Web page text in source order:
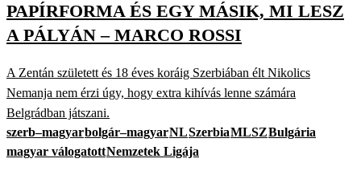
PAPÍRFORMA ÉS EGY MÁSIK, MI LESZ
A PÁLYÁN – MARCO ROSSI
A Zentán született és 18 éves koráig Szerbiában élt Nikolics
Nemanja nem érzi úgy, hogy extra kihívás lenne számára
Belgrádban játszani.
szerb–magyarbolgár–magyarNLSzerbiaMLSZBulgária
magyar válogatottNemzetek Ligája